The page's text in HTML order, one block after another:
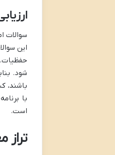
سوالات
این
شود.
باشند،
با
است.